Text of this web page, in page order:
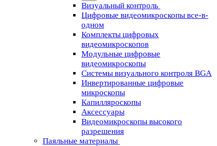
Визуальный контроль
Цифровые видеомикроскопы все-в-
одном
Комплекты цифровых
видеомикроскопов
Модульные цифровые
видеомикроскопы
Cистемы визуального контроля BGA
Инвертированные цифровые
микроскопы
Капилляроскопы
Аксессуары
Видеомикроскопы высокого
разрешения
Паяльные материалы